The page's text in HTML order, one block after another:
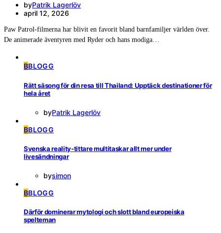
byPatrik Lagerlöv
april 12, 2026
Paw Patrol-filmerna har blivit en favorit bland barnfamiljer världen över.
De animerade äventyren med Ryder och hans modiga…
BBLOGG
Rätt säsong för din resa till Thailand: Upptäck destinationer för
hela året
byPatrik Lagerlöv
BBLOGG
Svenska reality-tittare multitaskar allt mer under
livesändningar
bysimon
BBLOGG
Därför dominerar mytologi och slott bland europeiska
spelteman